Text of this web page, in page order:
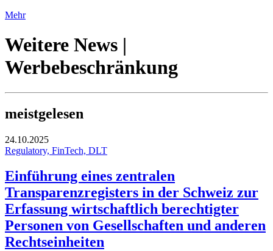
Mehr
Weitere News |
Werbebeschränkung
meistgelesen
24.10.2025
Regulatory, FinTech, DLT
Einführung eines zentralen
Transparenzregisters in der Schweiz zur
Erfassung wirtschaftlich berechtigter
Personen von Gesellschaften und anderen
Rechtseinheiten